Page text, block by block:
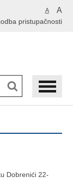
A A
pristupačnosti
Dobrenići 22-